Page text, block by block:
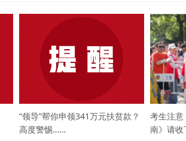
“领导”帮你申领341万元扶贫款？
高度警惕……
考生注
南》请收